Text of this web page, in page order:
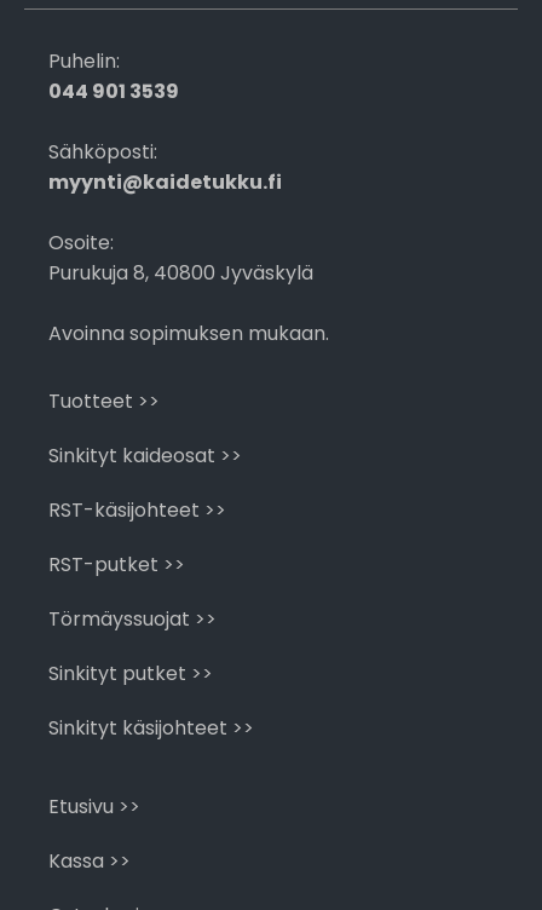
Puhelin:
044 901 3539
Sähköposti:
myynti@kaidetukku.fi
Osoite:
Purukuja 8, 40800 Jyväskylä
Avoinna sopimuksen mukaan.
Tuotteet >>
Sinkityt kaideosat >>
RST-käsijohteet >>
RST-putket >>
Törmäyssuojat >>
Sinkityt putket >>
Sinkityt käsijohteet >>
Etusivu >>
Kassa >>